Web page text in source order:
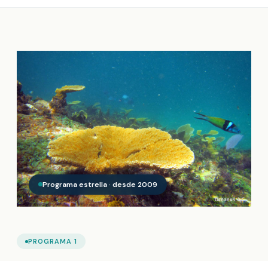
Programa estrella · desde 2009
PROGRAMA 1